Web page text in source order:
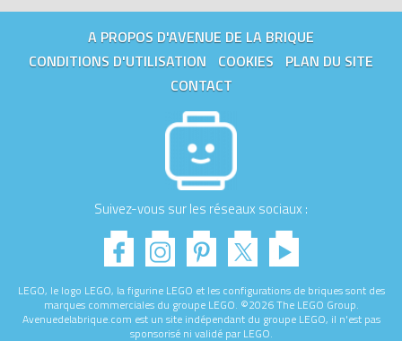
A PROPOS D'AVENUE DE LA BRIQUE
CONDITIONS D'UTILISATION
COOKIES
PLAN DU SITE
CONTACT
Suivez-vous sur les réseaux sociaux :
LEGO, le logo LEGO, la figurine LEGO et les configurations de briques sont des
marques commerciales du groupe LEGO. ©2026 The LEGO Group.
Avenuedelabrique.com est un site indépendant du groupe LEGO, il n'est pas
sponsorisé ni validé par LEGO.